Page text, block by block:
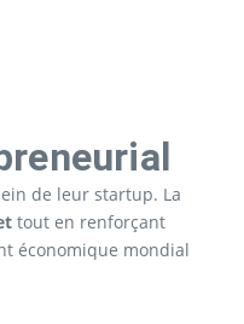
de leur startup. La
tout en renforçant
économique mondial